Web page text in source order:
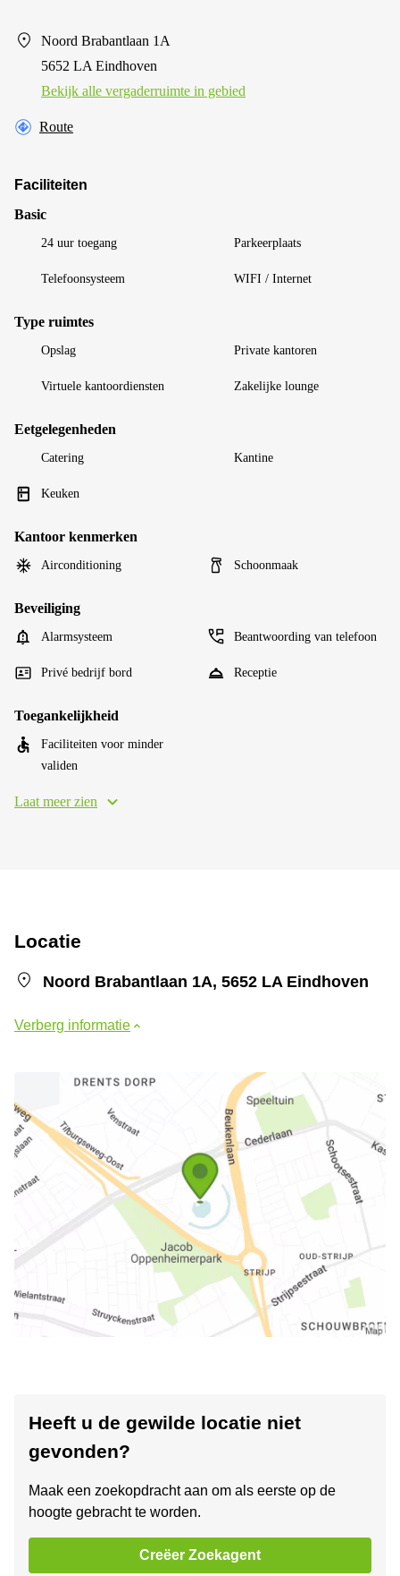
Noord Brabantlaan 1A
5652 LA Eindhoven
Bekijk alle vergaderruimte in gebied
Route
Faciliteiten
Basic
24 uur toegang Parkeerplaats
Telefoonsysteem WIFI / Internet
Type ruimtes
Opslag Private kantoren
Virtuele kantoordiensten Zakelijke lounge
Eetgelegenheden
Catering Kantine
Keuken
Kantoor kenmerken
Airconditioning Schoonmaak
Beveiliging
Alarmsysteem Beantwoording van telefoon
Privé bedrijf bord Receptie
Toegankelijkheid
Faciliteiten voor minder
validen
Laat meer zien
Locatie
Noord Brabantlaan 1A, 5652 LA Eindhoven
Verberg informatie
Heeft u de gewilde locatie niet
gevonden?
Maak een zoekopdracht aan om als eerste op de
hoogte gebracht te worden.
Creëer Zoekagent